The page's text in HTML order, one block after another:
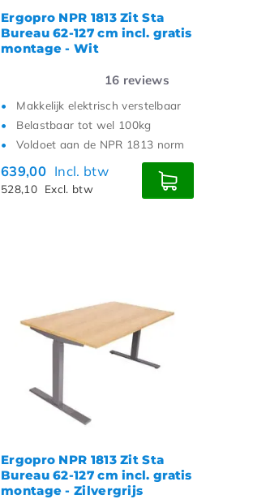
Ergopro NPR 1813 Zit Sta
Bureau 62-127 cm incl. gratis
montage - Wit
16 reviews
Makkelijk elektrisch verstelbaar
Belastbaar tot wel 100kg
Voldoet aan de NPR 1813 norm
639,00 Incl. btw
528,10 Excl. btw
Ergopro NPR 1813 Zit Sta
Bureau 62-127 cm incl. gratis
montage - Zilvergrijs